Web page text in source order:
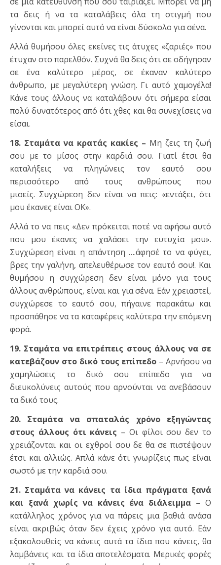
τα δεις ή να τα καταλάβεις όλα τη στιγμή που
γίνονται και μπορεί αυτό να είναι δύσκολο για σένα.
Αλλά θυμήσου όλες εκείνες τις άτυχες «ζαριές» που
έτυχαν στο παρελθόν. Συχνά θα δεις ότι σε οδήγησαν
σε ένα καλύτερο μέρος, σε έκαναν καλύτερο
άνθρωπο, με μεγαλύτερη γνώση. Γι αυτό χαμογέλα!
Κάνε τους άλλους να καταλάβουν ότι σήμερα είσαι
πολύ δυνατότερος από ότι χθες και θα συνεχίσεις να
είσαι.
18. Σταμάτα να κρατάς κακίες – Μη ζεις τη ζωή
σου με το μίσος στην καρδιά σου. Γιατί έτσι θα
καταλήξεις να πληγώνεις τον εαυτό σου
περισσότερο από τους ανθρώπους που
μισείς. Συγχώρεση δεν είναι να πεις: «εντάξει, ότι
μου έκανες είναι ΟΚ».
Αλλά το να πεις «Δεν πρόκειται ποτέ να αφήσω αυτό
που μου έκανες να χαλάσει την ευτυχία μου».
Συγχώρεση είναι η απάντηση ….άφησέ το να φύγει,
βρες την γαλήνη, απελευθέρωσε τον εαυτό σου!. Και
θυμήσου η συγχώρεση δεν είναι μόνο για τους
άλλους ανθρώπους, είναι και για σένα. Εάν χρειαστεί,
συγχώρεσε το εαυτό σου, πήγαινε παρακάτω και
προσπάθησε να τα καταφέρεις καλύτερα την επόμενη
φορά.
19. Σταμάτα να επιτρέπεις στους άλλους να σε
κατεβάζουν στο δικό τους επίπεδο – Αρνήσου να
χαμηλώσεις το δικό σου επίπεδο για να
διευκολύνεις αυτούς που αρνούνται να ανεβάσουν
τα δικό τους.
20. Σταμάτα να σπαταλάς χρόνο εξηγώντας
στους άλλους ότι κάνεις – Οι φίλοι σου δεν το
χρειάζονται και οι εχθροί σου δε θα σε πιστέψουν
έτσι και αλλιώς. Απλά κάνε ότι γνωρίζεις πως είναι
σωστό με την καρδιά σου.
21. Σταμάτα να κάνεις τα ίδια πράγματα ξανά
και ξανά χωρίς να κάνεις ένα διάλειμμα – Ο
κατάλληλος χρόνος για να πάρεις μια βαθιά ανάσα
είναι ακριβώς όταν δεν έχεις χρόνο για αυτό. Εάν
εξακολουθείς να κάνεις αυτά τα ίδια που κάνεις, θα
λαμβάνεις και τα ίδια αποτελέσματα. Μερικές φορές